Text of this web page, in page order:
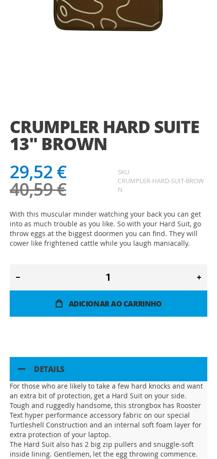
CRUMPLER HARD SUITE
13" BROWN
29,52 €
40,59 €
SKU
CRUMPLER-HARD-SUIT-BROW
N
With this muscular minder watching your back you can get
into as much trouble as you like. So with your Hard Suit, go
throw eggs at the biggest doormen you can find. They will
cower like frightened cattle while you laugh maniacally.
ADICIONAR AO CARRINHO
início
da
Galeria
de
DETAILS
For those who are likely to take a few hard knocks and want
an extra bit of protection, get a Hard Suit on your side.
Tough and ruggedly handsome, this strongbox has Rooster
Text hyper performance accessory fabric on our special
Turtleshell Construction and an internal soft foam layer for
extra protection of your laptop.
The Hard Suit also has 2 big zip pullers and snuggle-soft
inside lining. Gentlemen, let the egg throwing commence.